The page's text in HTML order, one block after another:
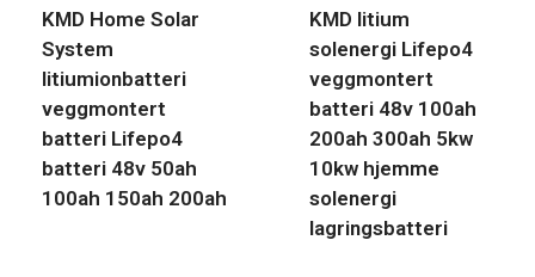
KMD Home Solar
System
litiumionbatteri
veggmontert
batteri Lifepo4
batteri 48v 50ah
100ah 150ah 200ah
KMD litium
solenergi Lifepo4
veggmontert
batteri 48v 100ah
200ah 300ah 5kw
10kw hjemme
solenergi
lagringsbatteri